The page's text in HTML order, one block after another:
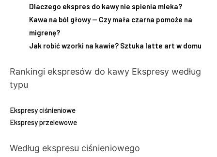
Dlaczego ekspres do kawy nie spienia mleka?
Kawa na ból głowy — Czy mała czarna pomoże na
migrenę?
Jak robić wzorki na kawie? Sztuka latte art w domu
Rankingi ekspresów do kawy Ekspresy według
typu
Ekspresy ciśnieniowe
Ekspresy przelewowe
Według ekspresu ciśnieniowego